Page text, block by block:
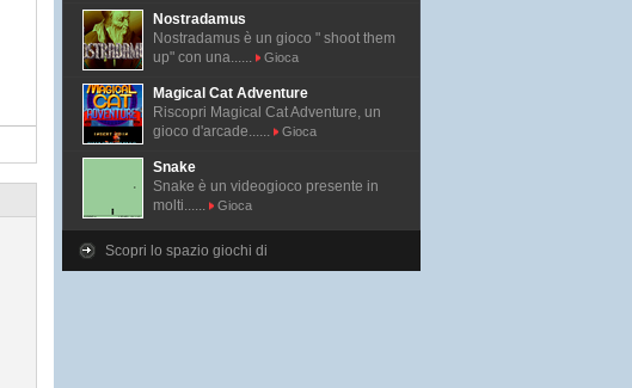
Nostradamus
Nostradamus è un gioco " shoot them
up" con una......
Gioca
Magical Cat Adventure
Riscopri Magical Cat Adventure, un
gioco d'arcade......
Gioca
Snake
Snake è un videogioco presente in
molti......
Gioca
Scopri lo spazio giochi di